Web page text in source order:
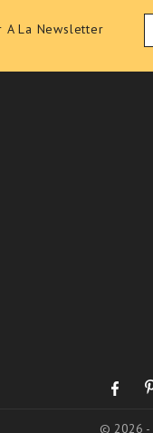
A La Newsletter
© 2026 -